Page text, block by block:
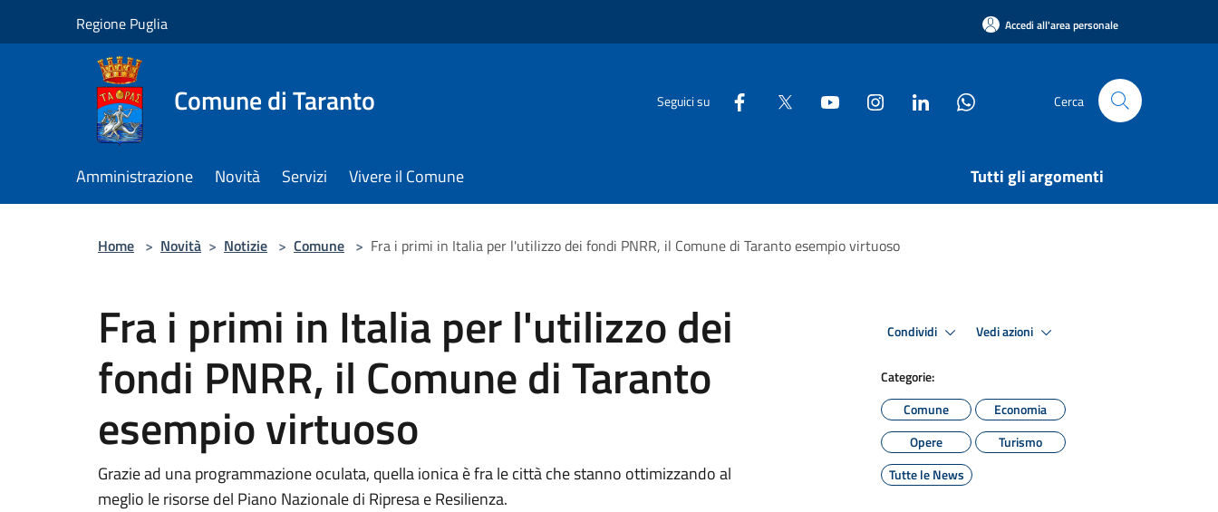
Regione Puglia Accedi all'area personale
Comune di Taranto Seguici su Cerca
Amministrazione Novità Servizi Vivere il Comune Tutti gli argomenti
Home > Novità > Notizie > Comune > Fra i primi in Italia per l'utilizzo dei fondi PNRR, il Comune di Taranto esempio virtuoso
Fra i primi in Italia per l'utilizzo dei
fondi PNRR, il Comune di Taranto
esempio virtuoso
Grazie ad una programmazione oculata, quella ionica è fra le città che stanno ottimizzando al
meglio le risorse del Piano Nazionale di Ripresa e Resilienza.
Condividi Vedi azioni
Categorie:
Comune
Economia
Opere
Turismo
Tutte le News